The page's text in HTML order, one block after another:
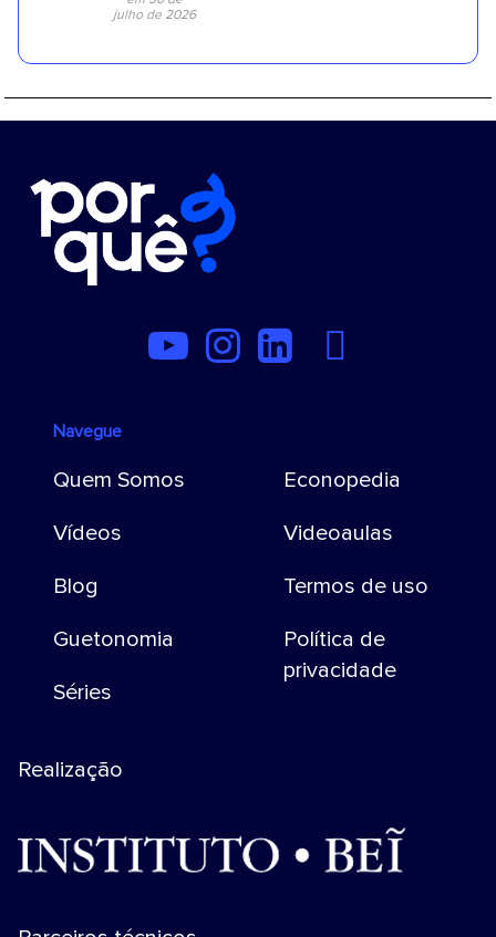
julho de 2026
Navegue
Quem Somos
Vídeos
Blog
Guetonomia
Séries
Econopedia
Videoaulas
Termos de uso
Política de
privacidade
Realização